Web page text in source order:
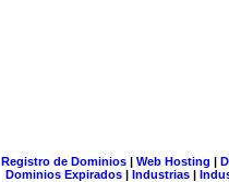
Registro de Dominios| Web Hosting |
Dominios Expirados | Industrias |